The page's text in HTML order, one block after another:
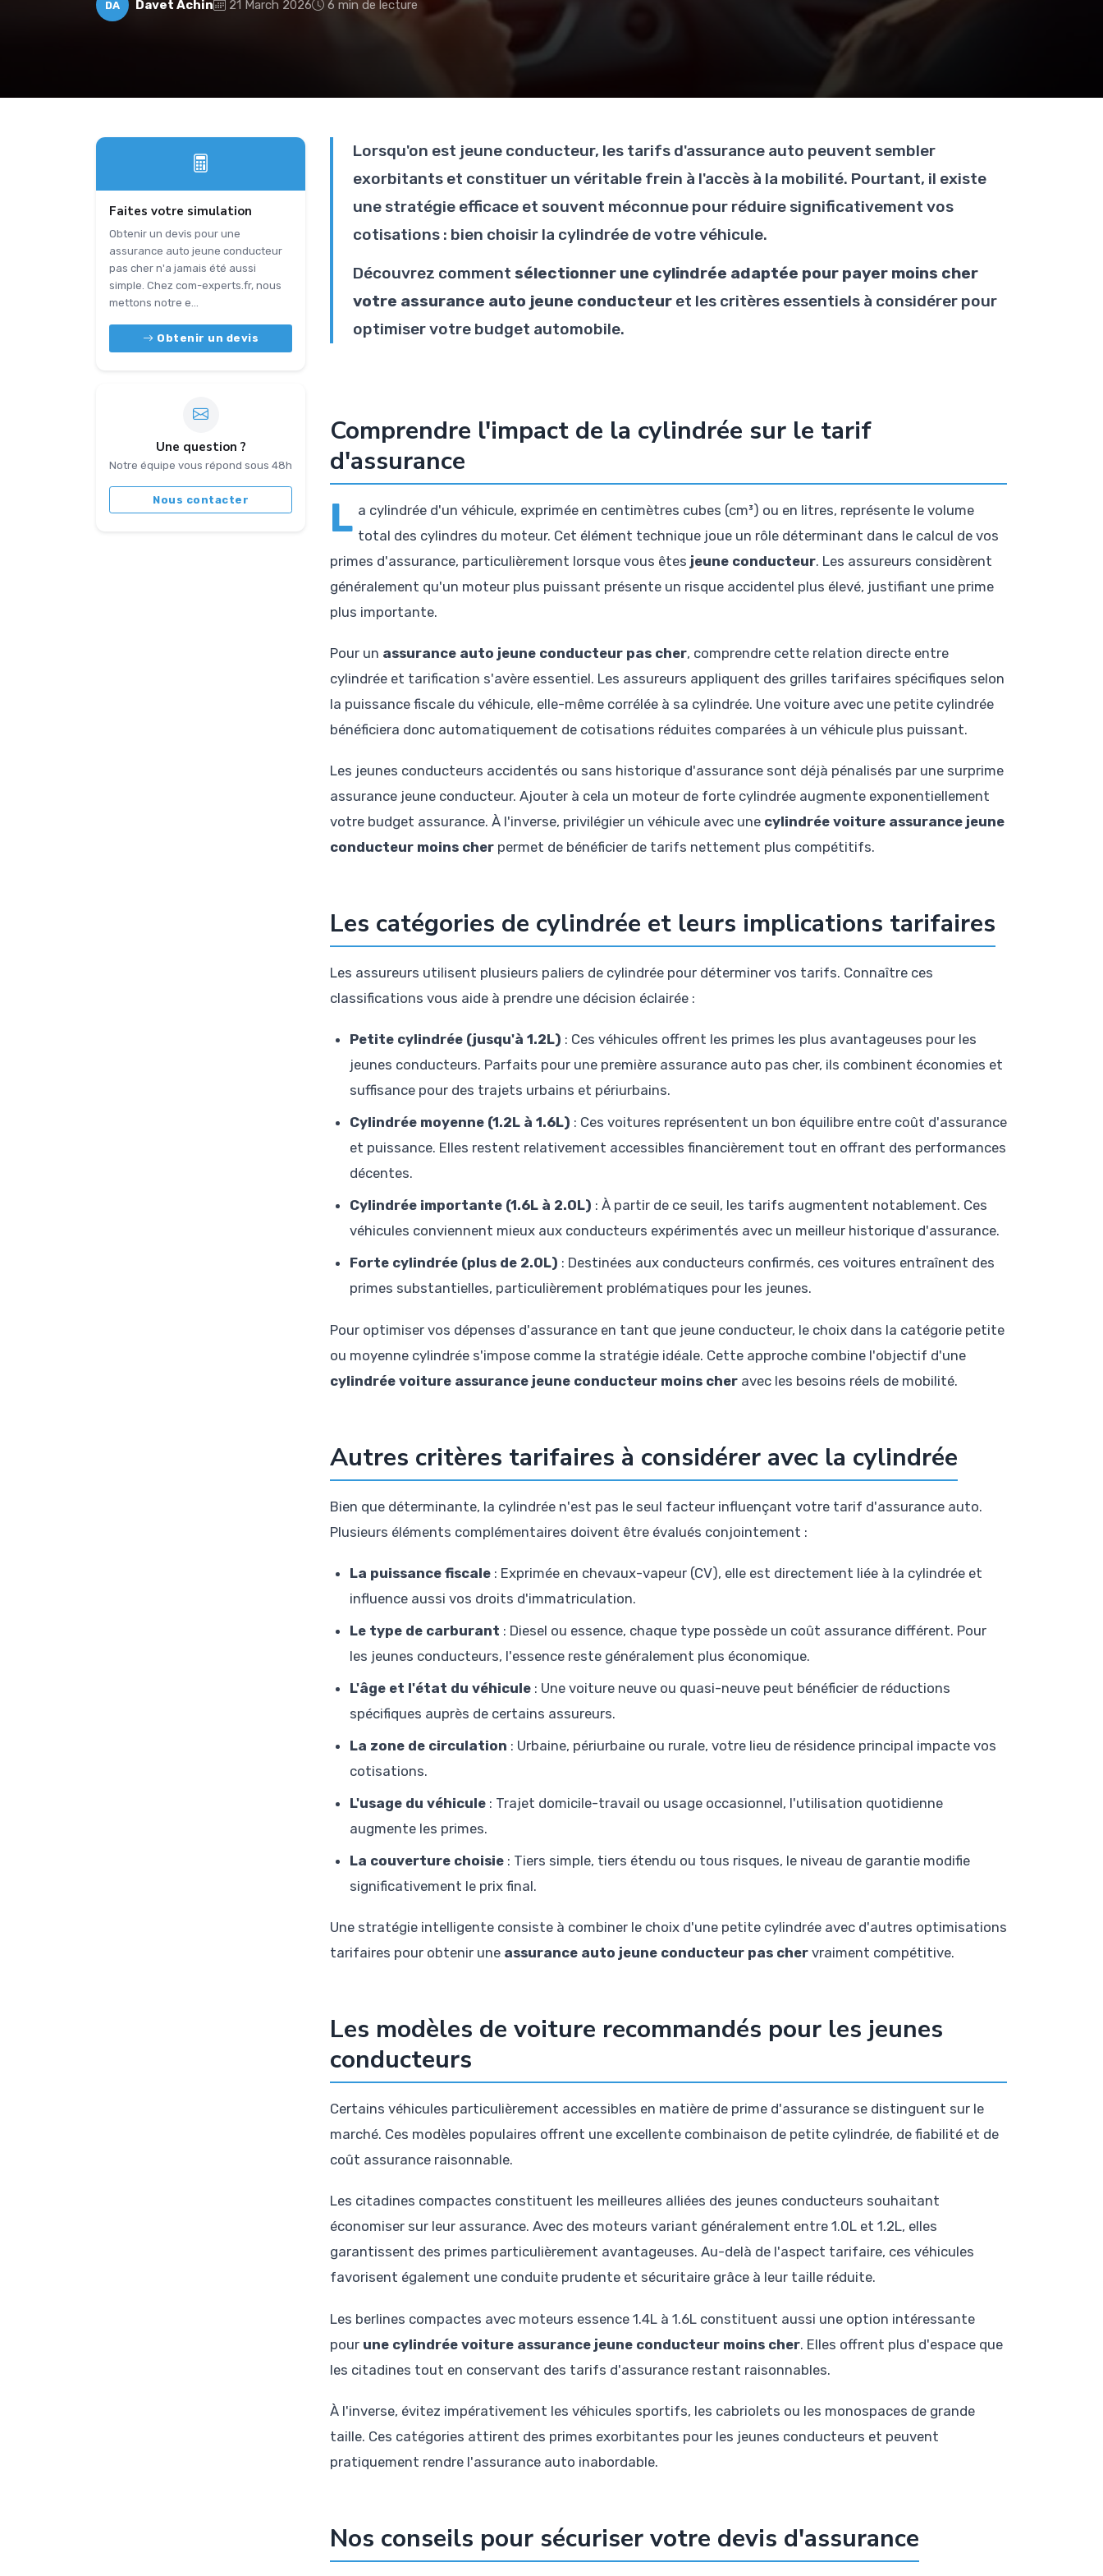
DA Davet Achin 21 March 2026 6 min de lecture
Faites votre simulation
Obtenir un devis pour une
assurance auto jeune conducteur
pas cher n'a jamais été aussi
simple. Chez com-experts.fr, nous
mettons notre e...
Obtenir un devis
Une question ?
Notre équipe vous répond sous 48h
Nous contacter
Lorsqu'on est jeune conducteur, les tarifs d'assurance auto peuvent sembler
exorbitants et constituer un véritable frein à l'accès à la mobilité. Pourtant, il existe
une stratégie efficace et souvent méconnue pour réduire significativement vos
cotisations : bien choisir la cylindrée de votre véhicule.
Découvrez comment sélectionner une cylindrée adaptée pour payer moins cher
votre assurance auto jeune conducteur et les critères essentiels à considérer pour
optimiser votre budget automobile.
Comprendre l'impact de la cylindrée sur le tarif
d'assurance
L a cylindrée d'un véhicule, exprimée en centimètres cubes (cm³) ou en litres, représente le volume
total des cylindres du moteur. Cet élément technique joue un rôle déterminant dans le calcul de vos
primes d'assurance, particulièrement lorsque vous êtes jeune conducteur. Les assureurs considèrent
généralement qu'un moteur plus puissant présente un risque accidentel plus élevé, justifiant une prime
plus importante.
Pour un assurance auto jeune conducteur pas cher, comprendre cette relation directe entre
cylindrée et tarification s'avère essentiel. Les assureurs appliquent des grilles tarifaires spécifiques selon
la puissance fiscale du véhicule, elle-même corrélée à sa cylindrée. Une voiture avec une petite cylindrée
bénéficiera donc automatiquement de cotisations réduites comparées à un véhicule plus puissant.
Les jeunes conducteurs accidentés ou sans historique d'assurance sont déjà pénalisés par une surprime
assurance jeune conducteur. Ajouter à cela un moteur de forte cylindrée augmente exponentiellement
votre budget assurance. À l'inverse, privilégier un véhicule avec une cylindrée voiture assurance jeune
conducteur moins cher permet de bénéficier de tarifs nettement plus compétitifs.
Les catégories de cylindrée et leurs implications tarifaires
Les assureurs utilisent plusieurs paliers de cylindrée pour déterminer vos tarifs. Connaître ces
classifications vous aide à prendre une décision éclairée :
Petite cylindrée (jusqu'à 1.2L) : Ces véhicules offrent les primes les plus avantageuses pour les
jeunes conducteurs. Parfaits pour une première assurance auto pas cher, ils combinent économies et
suffisance pour des trajets urbains et périurbains.
Cylindrée moyenne (1.2L à 1.6L) : Ces voitures représentent un bon équilibre entre coût d'assurance
et puissance. Elles restent relativement accessibles financièrement tout en offrant des performances
décentes.
Cylindrée importante (1.6L à 2.0L) : À partir de ce seuil, les tarifs augmentent notablement. Ces
véhicules conviennent mieux aux conducteurs expérimentés avec un meilleur historique d'assurance.
Forte cylindrée (plus de 2.0L) : Destinées aux conducteurs confirmés, ces voitures entraînent des
primes substantielles, particulièrement problématiques pour les jeunes.
Pour optimiser vos dépenses d'assurance en tant que jeune conducteur, le choix dans la catégorie petite
ou moyenne cylindrée s'impose comme la stratégie idéale. Cette approche combine l'objectif d'une
cylindrée voiture assurance jeune conducteur moins cher avec les besoins réels de mobilité.
Autres critères tarifaires à considérer avec la cylindrée
Bien que déterminante, la cylindrée n'est pas le seul facteur influençant votre tarif d'assurance auto.
Plusieurs éléments complémentaires doivent être évalués conjointement :
La puissance fiscale : Exprimée en chevaux-vapeur (CV), elle est directement liée à la cylindrée et
influence aussi vos droits d'immatriculation.
Le type de carburant : Diesel ou essence, chaque type possède un coût assurance différent. Pour
les jeunes conducteurs, l'essence reste généralement plus économique.
L'âge et l'état du véhicule : Une voiture neuve ou quasi-neuve peut bénéficier de réductions
spécifiques auprès de certains assureurs.
La zone de circulation : Urbaine, périurbaine ou rurale, votre lieu de résidence principal impacte vos
cotisations.
L'usage du véhicule : Trajet domicile-travail ou usage occasionnel, l'utilisation quotidienne
augmente les primes.
La couverture choisie : Tiers simple, tiers étendu ou tous risques, le niveau de garantie modifie
significativement le prix final.
Une stratégie intelligente consiste à combiner le choix d'une petite cylindrée avec d'autres optimisations
tarifaires pour obtenir une assurance auto jeune conducteur pas cher vraiment compétitive.
Les modèles de voiture recommandés pour les jeunes
conducteurs
Certains véhicules particulièrement accessibles en matière de prime d'assurance se distinguent sur le
marché. Ces modèles populaires offrent une excellente combinaison de petite cylindrée, de fiabilité et de
coût assurance raisonnable.
Les citadines compactes constituent les meilleures alliées des jeunes conducteurs souhaitant
économiser sur leur assurance. Avec des moteurs variant généralement entre 1.0L et 1.2L, elles
garantissent des primes particulièrement avantageuses. Au-delà de l'aspect tarifaire, ces véhicules
favorisent également une conduite prudente et sécuritaire grâce à leur taille réduite.
Les berlines compactes avec moteurs essence 1.4L à 1.6L constituent aussi une option intéressante
pour une cylindrée voiture assurance jeune conducteur moins cher. Elles offrent plus d'espace que
les citadines tout en conservant des tarifs d'assurance restant raisonnables.
À l'inverse, évitez impérativement les véhicules sportifs, les cabriolets ou les monospaces de grande
taille. Ces catégories attirent des primes exorbitantes pour les jeunes conducteurs et peuvent
pratiquement rendre l'assurance auto inabordable.
Nos conseils pour sécuriser votre devis d'assurance